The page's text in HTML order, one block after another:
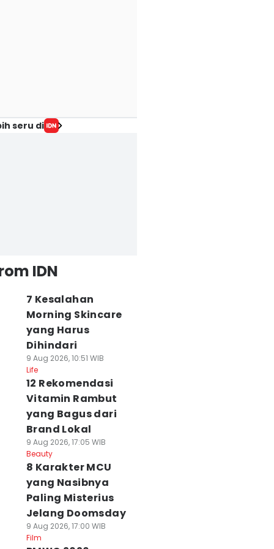
seru di
IDN
7 Kesalahan
Morning Skincare
yang Harus
Dihindari
9 Aug 2026, 10:51 WIB
Life
12 Rekomendasi
Vitamin Rambut
yang Bagus dari
Brand Lokal
9 Aug 2026, 17:05 WIB
Beauty
8 Karakter MCU
yang Nasibnya
Paling Misterius
Jelang Doomsday
9 Aug 2026, 17:00 WIB
Film